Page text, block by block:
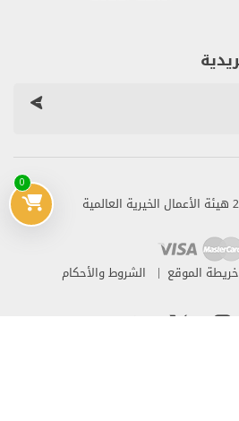
0
خريطة الموقع الشروط والأحكام